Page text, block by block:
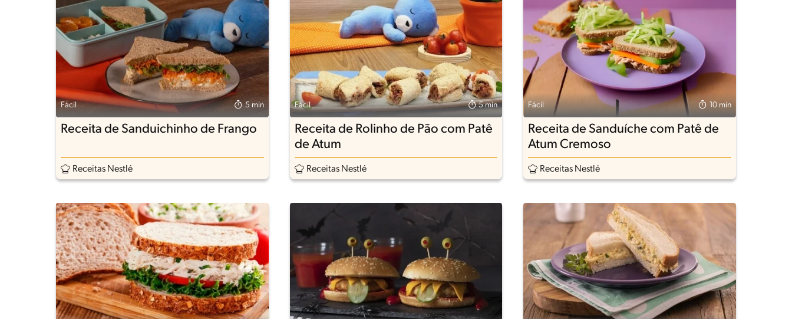
Fácil 5 min
Receita de Sanduichinho de Frango
Receitas Nestlé
Fácil 5 min
Receita de Rolinho de Pão com Patê
de Atum
Receitas Nestlé
Fácil 10 min
Receita de Sanduíche com Patê de
Atum Cremoso
Receitas Nestlé